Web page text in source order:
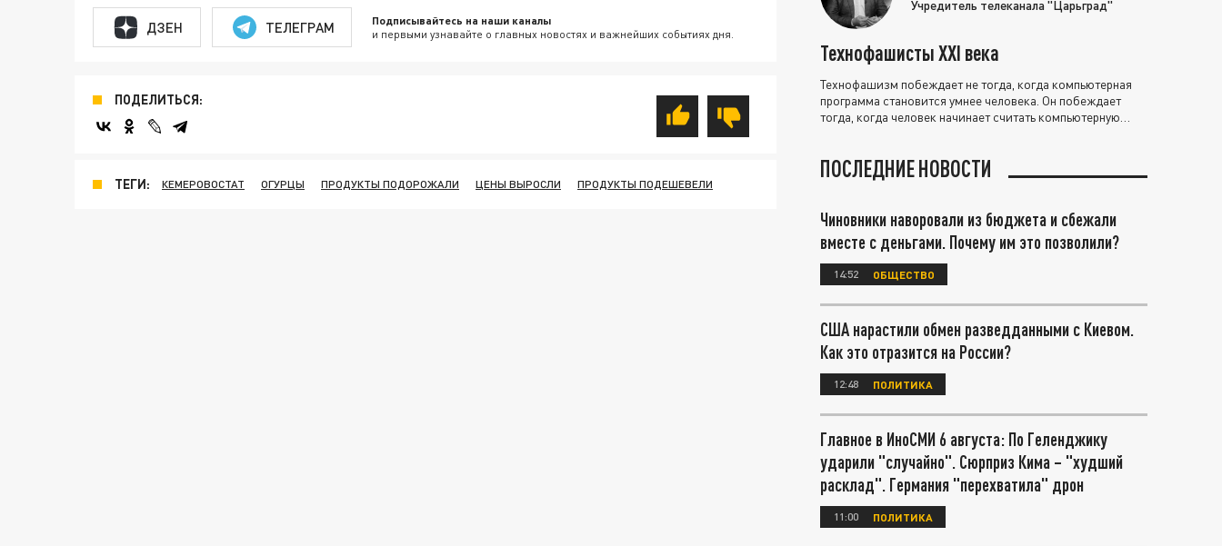
ДЗЕН ТЕЛЕГРАМ Подписывайтесь на наши каналы
и первыми узнавайте о главных новостях и важнейших событиях дня.
ПОДЕЛИТЬСЯ:
ТЕГИ: КЕМЕРОВОСТАТ ОГУРЦЫ ПРОДУКТЫ ПОДОРОЖАЛИ ЦЕНЫ ВЫРОСЛИ ПРОДУКТЫ ПОДЕШЕВЕЛИ
Учредитель телеканала "Царьград"
Технофашисты XXI века
Технофашизм побеждает не тогда, когда компьютерная
программа становится умнее человека. Он побеждает
тогда, когда человек начинает считать компьютерную
ПОСЛЕДНИЕ НОВОСТИ
Чиновники наворовали из бюджета и сбежали
вместе с деньгами. Почему им это позволили?
14:52 ОБЩЕСТВО
США нарастили обмен разведданными с Киевом.
Как это отразится на России?
12:48 ПОЛИТИКА
Главное в ИноСМИ 6 августа: По Геленджику
ударили "случайно". Сюрприз Кима – "худший
расклад". Германия "перехватила" дрон
11:00 ПОЛИТИКА